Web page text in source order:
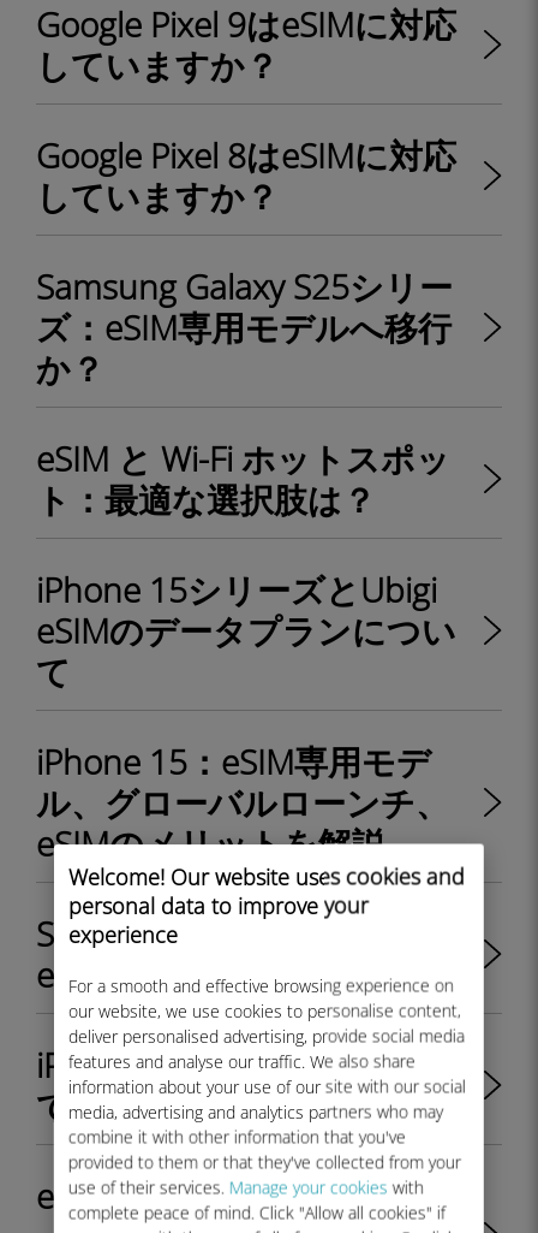
Welcome! Our website uses cookies and
personal data to improve your
experience
For a smooth and effective browsing experience on
our website, we use cookies to personalise content,
deliver personalised advertising, provide social media
features and analyse our traffic. We also share
information about your use of our site with our social
media, advertising and analytics partners who may
combine it with other information that you've
provided to them or that they've collected from your
use of their services. Manage your cookies with
complete peace of mind. Click "Allow all cookies" if
Google Pixel 9はeSIMに対応
していますか？
Google Pixel 8はeSIMに対応
していますか？
Samsung Galaxy S25シリー
ズ：eSIM専用モデルへ移行
か？
eSIM と Wi-Fi ホットスポッ
ト：最適な選択肢は？
iPhone 15シリーズとUbigi
eSIMのデータプランについ
て
iPhone 15：eSIM専用モデ
ル、グローバルローンチ、
eSIMのメリットを解説
Samsung Galaxy A54 5Gは
eSIMに対応していますか？
iPhone SE 3 はeSIMに対応し
ていますか？
eSIM プロファイルの PIN コ